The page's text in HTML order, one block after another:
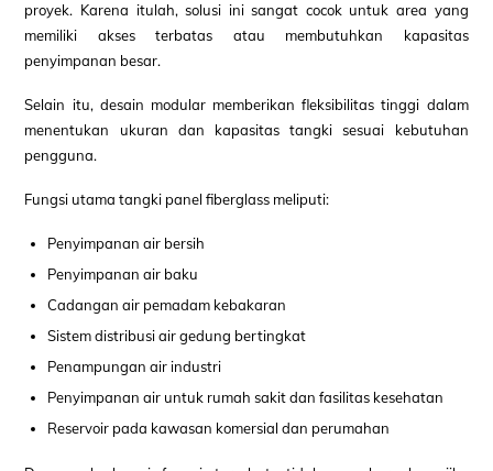
proyek. Karena itulah, solusi ini sangat cocok untuk area yang
memiliki akses terbatas atau membutuhkan kapasitas
penyimpanan besar.
Selain itu, desain modular memberikan fleksibilitas tinggi dalam
menentukan ukuran dan kapasitas tangki sesuai kebutuhan
pengguna.
Fungsi utama tangki panel fiberglass meliputi:
Penyimpanan air bersih
Penyimpanan air baku
Cadangan air pemadam kebakaran
Sistem distribusi air gedung bertingkat
Penampungan air industri
Penyimpanan air untuk rumah sakit dan fasilitas kesehatan
Reservoir pada kawasan komersial dan perumahan